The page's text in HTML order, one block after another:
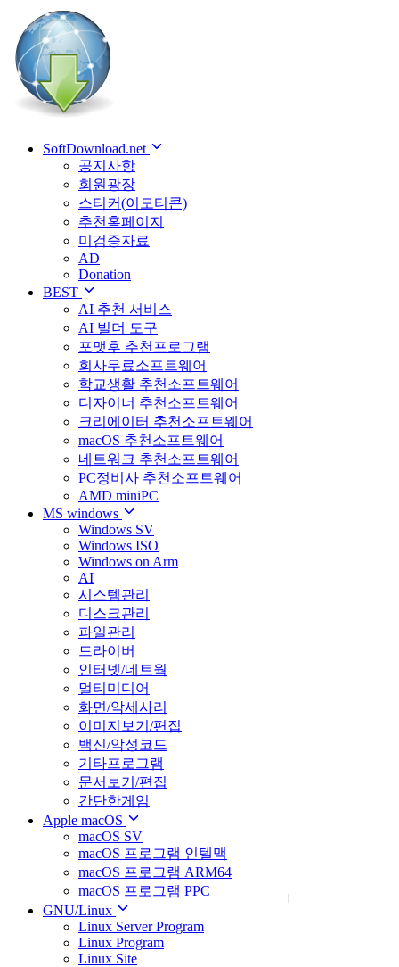
SoftDownload.net
공지사항
회원광장
스티커(이모티콘)
추천홈페이지
미검증자료
AD
Donation
BEST
AI 추천 서비스
AI 빌더 도구
포맷후 추천프로그램
회사무료소프트웨어
학교생활 추천소프트웨어
디자이너 추천소프트웨어
크리에이터 추천소프트웨어
macOS 추천소프트웨어
네트워크 추천소프트웨어
PC정비사 추천소프트웨어
AMD miniPC
MS windows
Windows SV
Windows ISO
Windows on Arm
AI
시스템관리
디스크관리
파일관리
드라이버
인터넷/네트웍
멀티미디어
화면/악세사리
이미지보기/편집
백신/악성코드
기타프로그램
문서보기/편집
간단한게임
Apple macOS
macOS SV
macOS 프로그램 인텔맥
macOS 프로그램 ARM64
macOS 프로그램 PPC
GNU/Linux
Linux Server Program
Linux Program
Linux Site